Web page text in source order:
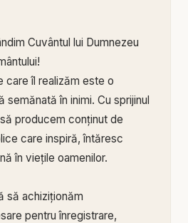
Cuvântul lui Dumnezeu
care îl realizăm este o
semănată în inimi. Cu sprijinul
producem conținut de
care inspiră, întăresc
în viețile oamenilor.
să achiziționăm
pentru înregistrare,